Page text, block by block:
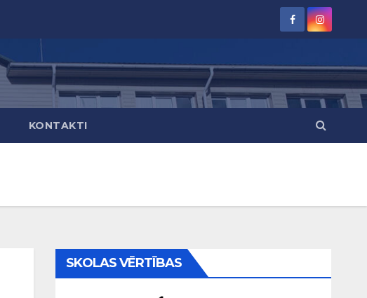
KONTAKTI
SKOLAS VĒRTĪBAS